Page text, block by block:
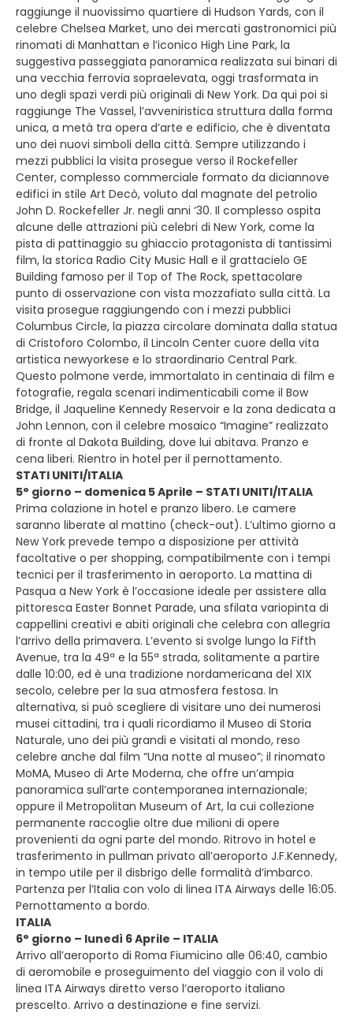
raggiunge il nuovissimo quartiere di Hudson Yards, con il
celebre Chelsea Market, uno dei mercati gastronomici più
rinomati di Manhattan e l’iconico High Line Park, la
suggestiva passeggiata panoramica realizzata sui binari di
una vecchia ferrovia sopraelevata, oggi trasformata in
uno degli spazi verdi più originali di New York. Da qui poi si
raggiunge The Vassel, l’avveniristica struttura dalla forma
unica, a metà tra opera d’arte e edificio, che è diventata
uno dei nuovi simboli della città. Sempre utilizzando i
mezzi pubblici la visita prosegue verso il Rockefeller
Center, complesso commerciale formato da diciannove
edifici in stile Art Decò, voluto dal magnate del petrolio
John D. Rockefeller Jr. negli anni ‘30. Il complesso ospita
alcune delle attrazioni più celebri di New York, come la
pista di pattinaggio su ghiaccio protagonista di tantissimi
film, la storica Radio City Music Hall e il grattacielo GE
Building famoso per il Top of The Rock, spettacolare
punto di osservazione con vista mozzafiato sulla città. La
visita prosegue raggiungendo con i mezzi pubblici
Columbus Circle, la piazza circolare dominata dalla statua
di Cristoforo Colombo, il Lincoln Center cuore della vita
artistica newyorkese e lo straordinario Central Park.
Questo polmone verde, immortalato in centinaia di film e
fotografie, regala scenari indimenticabili come il Bow
Bridge, il Jaqueline Kennedy Reservoir e la zona dedicata a
John Lennon, con il celebre mosaico “Imagine” realizzato
di fronte al Dakota Building, dove lui abitava. Pranzo e
cena liberi. Rientro in hotel per il pernottamento.
STATI UNITI/ITALIA
5° giorno – domenica 5 Aprile – STATI UNITI/ITALIA
Prima colazione in hotel e pranzo libero. Le camere
saranno liberate al mattino (check-out). L’ultimo giorno a
New York prevede tempo a disposizione per attività
facoltative o per shopping, compatibilmente con i tempi
tecnici per il trasferimento in aeroporto. La mattina di
Pasqua a New York è l’occasione ideale per assistere alla
pittoresca Easter Bonnet Parade, una sfilata variopinta di
cappellini creativi e abiti originali che celebra con allegria
l’arrivo della primavera. L’evento si svolge lungo la Fifth
Avenue, tra la 49ª e la 55ª strada, solitamente a partire
dalle 10:00, ed è una tradizione nordamericana del XIX
secolo, celebre per la sua atmosfera festosa. In
alternativa, si può scegliere di visitare uno dei numerosi
musei cittadini, tra i quali ricordiamo il Museo di Storia
Naturale, uno dei più grandi e visitati al mondo, reso
celebre anche dal film “Una notte al museo”; il rinomato
MoMA, Museo di Arte Moderna, che offre un’ampia
panoramica sull’arte contemporanea internazionale;
oppure il Metropolitan Museum of Art, la cui collezione
permanente raccoglie oltre due milioni di opere
provenienti da ogni parte del mondo. Ritrovo in hotel e
trasferimento in pullman privato all’aeroporto J.F.Kennedy,
in tempo utile per il disbrigo delle formalità d’imbarco.
Partenza per l’Italia con volo di linea ITA Airways delle 16:05.
Pernottamento a bordo.
ITALIA
6° giorno – lunedì 6 Aprile – ITALIA
Arrivo all’aeroporto di Roma Fiumicino alle 06:40, cambio
di aeromobile e proseguimento del viaggio con il volo di
linea ITA Airways diretto verso l’aeroporto italiano
prescelto. Arrivo a destinazione e fine servizi.